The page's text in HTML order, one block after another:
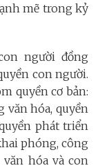
mẽ trong kỷ
người đồng
con người.
quyền cơ bản:
văn hóa, quyền
phát triển
phóng, công
hóa và con